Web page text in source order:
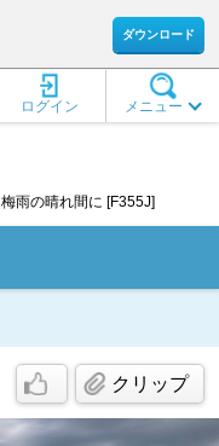
ダウンロード
メニュー
ログイン
梅雨の晴れ間に [F355J]
クリップ